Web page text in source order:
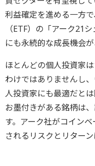
利益確定を進める一方
（ETF）の「アーク21
にも永続的な成長機会が
ほとんどの個人投資家
わけではありませんし
人投資家にも最適だと
お墨付きがある銘柄は
す。アーク社がコイン
されるリスクとリター